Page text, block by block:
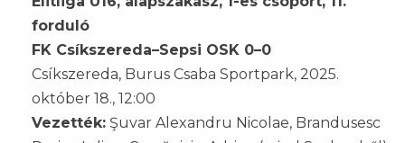
forduló
FK Csíkszereda–Sepsi OSK 0–0
Csíkszereda, Burus Csaba Sportpark, 2025.
október 18., 12:00
Vezették: Şuvar Alexandru Nicolae, Brandusesc